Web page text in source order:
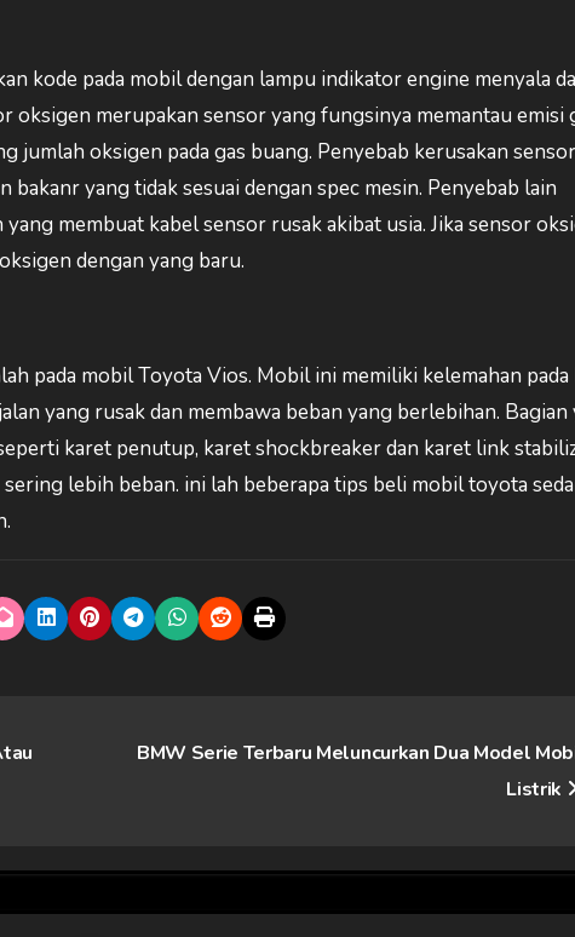
kode pada mobil dengan lampu indikator engine menyala
oksigen merupakan sensor yang fungsinya memantau emisi
jumlah oksigen pada gas buang. Penyebab kerusakan sensor
yang tidak sesuai dengan spec mesin. Penyebab lain
membuat kabel sensor rusak akibat usia. Jika sensor
dengan yang baru.
pada mobil Toyota Vios. Mobil ini memiliki kelemahan pada
yang rusak dan membawa beban yang berlebihan. Bagian
karet penutup, karet shockbreaker dan karet link
lebih beban. ini lah beberapa tips beli mobil toyota
BMW Serie Terbaru Meluncurkan Dua Model
Listrik